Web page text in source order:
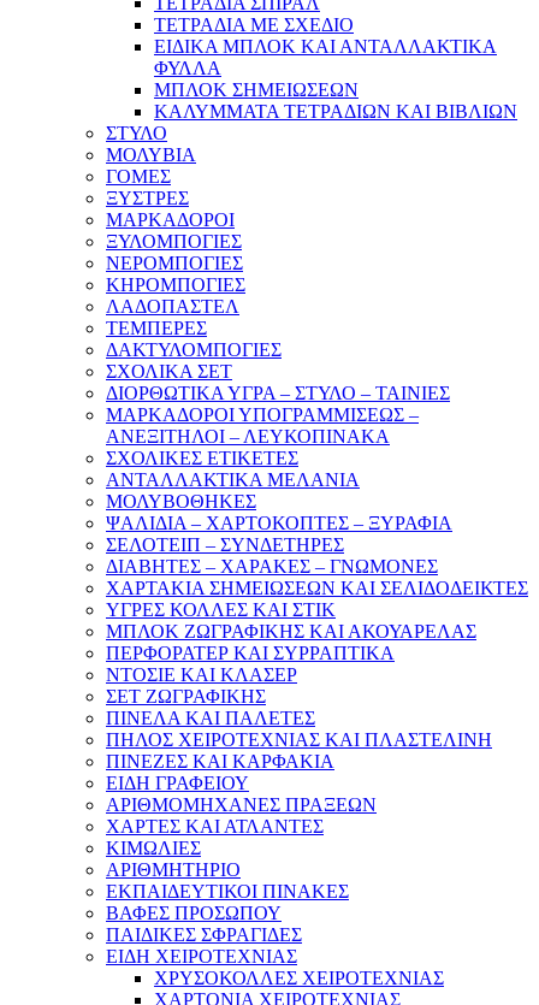
ΤΕΤΡΑΔΙΑ ΜΕ ΣΧΕΔΙΟ
ΕΙΔΙΚΑ ΜΠΛΟΚ ΚΑΙ ΑΝΤΑΛΛΑΚΤΙΚΑ
ΦΥΛΛΑ
ΜΠΛΟΚ ΣΗΜΕΙΩΣΕΩΝ
ΚΑΛΥΜΜΑΤΑ ΤΕΤΡΑΔΙΩΝ ΚΑΙ ΒΙΒΛΙΩΝ
ΣΤΥΛΟ
ΜΟΛΥΒΙΑ
ΓΟΜΕΣ
ΞΥΣΤΡΕΣ
ΜΑΡΚΑΔΟΡΟΙ
ΞΥΛΟΜΠΟΓΙΕΣ
ΝΕΡΟΜΠΟΓΙΕΣ
ΚΗΡΟΜΠΟΓΙΕΣ
ΛΑΔΟΠΑΣΤΕΛ
ΤΕΜΠΕΡΕΣ
ΔΑΚΤΥΛΟΜΠΟΓΙΕΣ
ΣΧΟΛΙΚΑ ΣΕΤ
ΔΙΟΡΘΩΤΙΚΑ ΥΓΡΑ – ΣΤΥΛΟ – ΤΑΙΝΙΕΣ
ΜΑΡΚΑΔΟΡΟΙ ΥΠΟΓΡΑΜΜΙΣΕΩΣ –
ΑΝΕΞΙΤΗΛΟΙ – ΛΕΥΚΟΠΙΝΑΚΑ
ΣΧΟΛΙΚΕΣ ΕΤΙΚΕΤΕΣ
ΑΝΤΑΛΛΑΚΤΙΚΑ ΜΕΛΑΝΙΑ
ΜΟΛΥΒΟΘΗΚΕΣ
ΨΑΛΙΔΙΑ – ΧΑΡΤΟΚΟΠΤΕΣ – ΞΥΡΑΦΙΑ
ΣΕΛΟΤΕΙΠ – ΣΥΝΔΕΤΗΡΕΣ
ΔΙΑΒΗΤΕΣ – ΧΑΡΑΚΕΣ – ΓΝΩΜΟΝΕΣ
ΧΑΡΤΑΚΙΑ ΣΗΜΕΙΩΣΕΩΝ ΚΑΙ ΣΕΛΙΔΟΔΕΙΚΤΕΣ
ΥΓΡΕΣ ΚΟΛΛΕΣ ΚΑΙ ΣΤΙΚ
ΜΠΛΟΚ ΖΩΓΡΑΦΙΚΗΣ ΚΑΙ ΑΚΟΥΑΡΕΛΑΣ
ΠΕΡΦΟΡΑΤΕΡ ΚΑΙ ΣΥΡΡΑΠΤΙΚΑ
ΝΤΟΣΙΕ ΚΑΙ ΚΛΑΣΕΡ
ΣΕΤ ΖΩΓΡΑΦΙΚΗΣ
ΠΙΝΕΛΑ ΚΑΙ ΠΑΛΕΤΕΣ
ΠΗΛΟΣ ΧΕΙΡΟΤΕΧΝΙΑΣ ΚΑΙ ΠΛΑΣΤΕΛΙΝΗ
ΠΙΝΕΖΕΣ ΚΑΙ ΚΑΡΦΑΚΙΑ
ΕΙΔΗ ΓΡΑΦΕΙΟΥ
ΑΡΙΘΜΟΜΗΧΑΝΕΣ ΠΡΑΞΕΩΝ
ΧΑΡΤΕΣ ΚΑΙ ΑΤΛΑΝΤΕΣ
ΚΙΜΩΛΙΕΣ
ΑΡΙΘΜΗΤΗΡΙΟ
ΕΚΠΑΙΔΕΥΤΙΚΟΙ ΠΙΝΑΚΕΣ
ΒΑΦΕΣ ΠΡΟΣΩΠΟΥ
ΠΑΙΔΙΚΕΣ ΣΦΡΑΓΙΔΕΣ
ΕΙΔΗ ΧΕΙΡΟΤΕΧΝΙΑΣ
ΧΡΥΣΟΚΟΛΛΕΣ ΧΕΙΡΟΤΕΧΝΙΑΣ
ΧΑΡΤΟΝΙΑ ΧΕΙΡΟΤΕΧΝΙΑΣ